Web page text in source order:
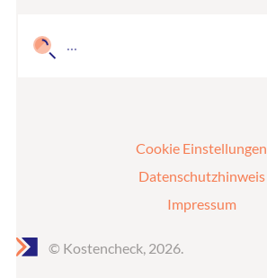
© Kostencheck, 2026.
Cookie Einstellungen
Datenschutzhinweis
Impressum